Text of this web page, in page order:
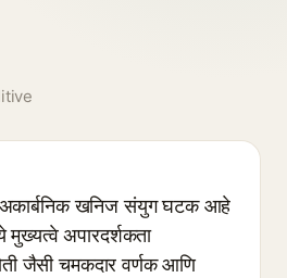
खनिज संयुग घटक आहे
मुख्यत्वे अपारदर्शकता
जैसी चमकदार वर्णक आणि